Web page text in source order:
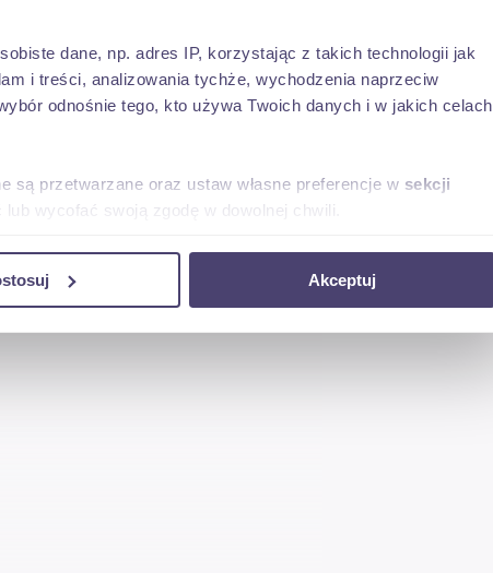
dane, np. adres IP, korzystając z takich technologii jak
i treści, analizowania tychże, wychodzenia naprzeciw
odnośnie tego, kto używa Twoich danych i w jakich celach
są przetwarzane oraz ustaw własne preferencje w sekcji
wycofać swoją zgodę w dowolnej chwili.
witryny, udostępniamy partnerom społecznościowym,
Akceptuj